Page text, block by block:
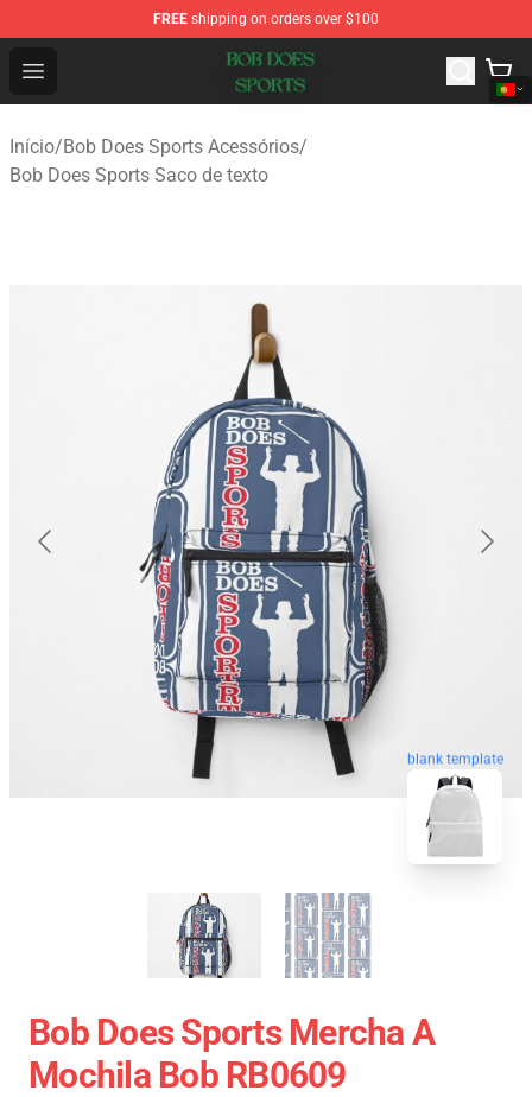
FREE shipping on orders over $100
Open menu
Bob Does Sports Store - Official Bob Does Sports
Início/Bob Does Sports Acessórios/
Bob Does Sports Saco de texto
blank template
Bob Does Sports Mercha A
Mochila Bob RB0609